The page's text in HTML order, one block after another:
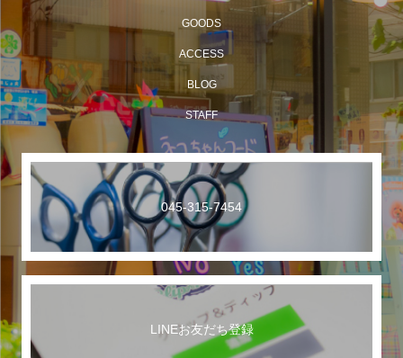
GOODS
ACCESS
BLOG
STAFF
045-315-7454
LINEお友だち登録